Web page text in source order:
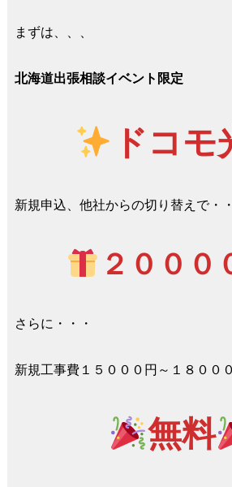
まずは、、、
北海道出張相談イベント限定
ドコモ
新規申込、他社からの切り替えで・
２０００
さらに・・・
新規工事費１５０００円～１８００
無料